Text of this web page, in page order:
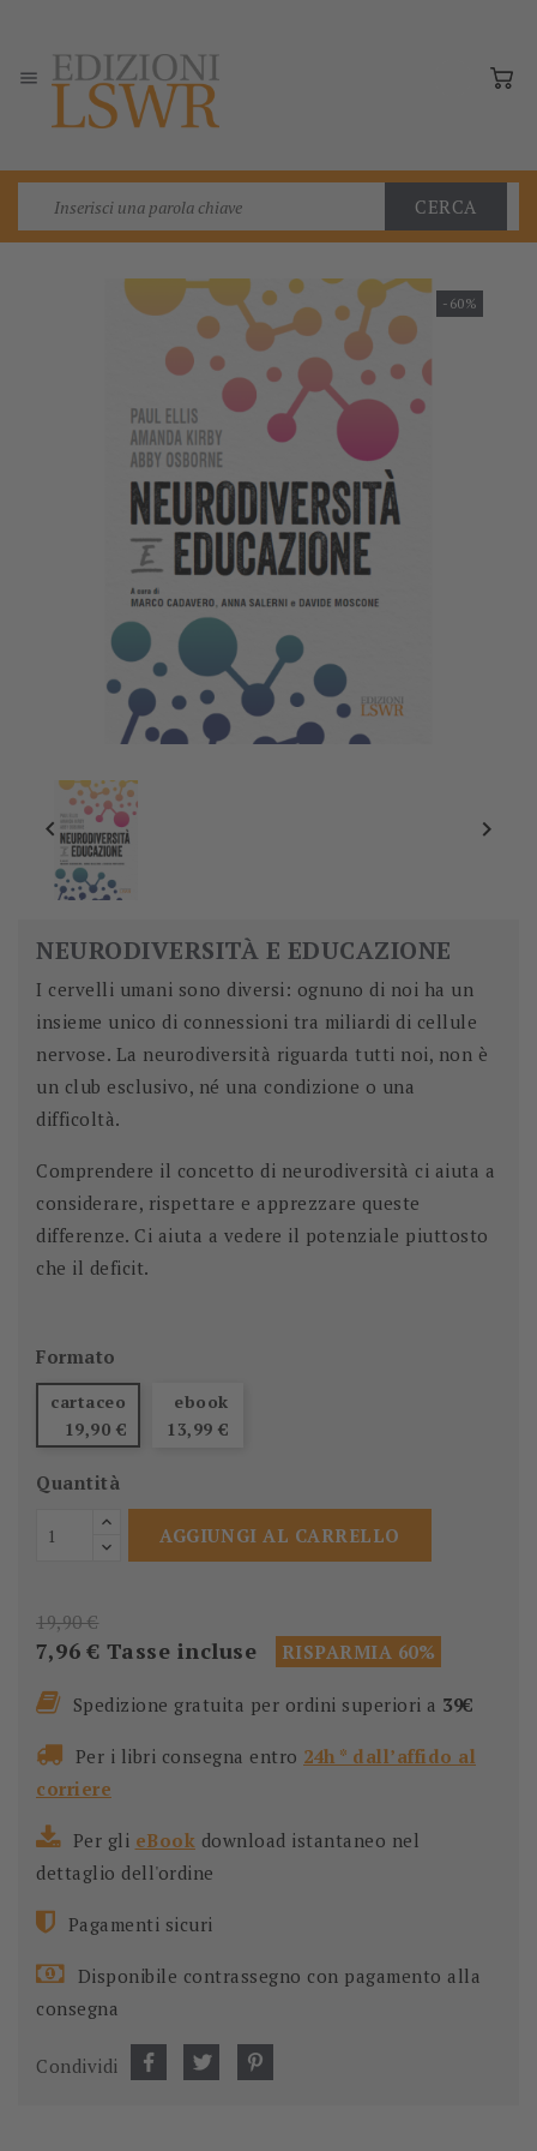

CERCA
-60%
 
NEURODIVERSITÀ E EDUCAZIONE
I cervelli umani sono diversi: ognuno di noi ha un
insieme unico di connessioni tra miliardi di cellule
nervose. La neurodiversità riguarda tutti noi, non è
un club esclusivo, né una condizione o una
difficoltà.
Comprendere il concetto di neurodiversità ci aiuta a
considerare, rispettare e apprezzare queste
differenze. Ci aiuta a vedere il potenziale piuttosto
che il deficit.
Formato
cartaceo
19,90 €
ebook
13,99 €
Quantità
AGGIUNGI AL CARRELLO
19,90 €
7,96 € Tasse incluse RISPARMIA 60%
Spedizione gratuita per ordini superiori a 39€
Per i libri consegna entro 24h * dall’affido al
corriere
Per gli eBook download istantaneo nel
dettaglio dell'ordine
Pagamenti sicuri
Disponibile contrassegno con pagamento alla
consegna
Condividi